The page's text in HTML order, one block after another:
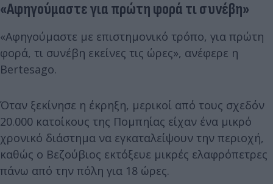
«Αφηγούμαστε για πρώτη φορά τι συνέβη»
«Αφηγούμαστε με επιστημονικό τρόπο, για πρώτη
φορά, τι συνέβη εκείνες τις ώρες», ανέφερε η
Bertesago.
Όταν ξεκίνησε η έκρηξη, μερικοί από τους σχεδόν
20.000 κατοίκους της Πομπηίας είχαν ένα μικρό
χρονικό διάστημα να εγκαταλείψουν την περιοχή,
καθώς ο Βεζούβιος εκτόξευε μικρές ελαφρόπετρες
πάνω από την πόλη για 18 ώρες.